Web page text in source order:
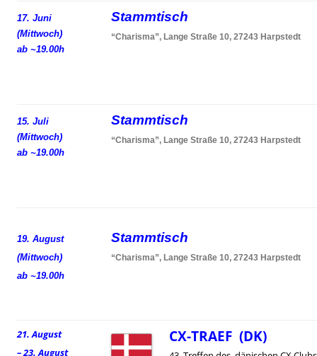
17. Juni
(Mittwoch)
ab ~19.00h
Stammtisch
“Charisma”, Lange Straße 10, 27243 Harpstedt
15. Juli
(Mittwoch)
ab ~19.00h
Stammtisch
“Charisma”, Lange Straße 10, 27243 Harpstedt
19. August
(Mittwoch)
ab ~19.00h
Stammtisch
“Charisma”, Lange Straße 10, 27243 Harpstedt
21. August
– 23. August
CX-TRAEF (DK)